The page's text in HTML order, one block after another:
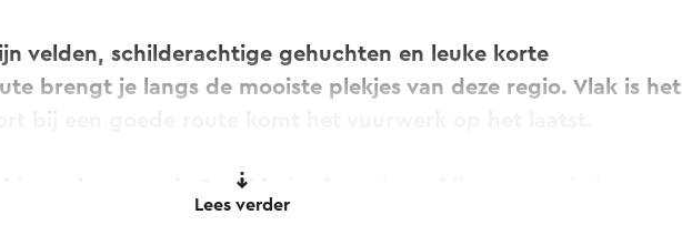
velden, schilderachtige gehuchten en leuke korte
brengt je langs de mooiste plekjes van deze regio. Vlak is het
en de Sweikhuizerberg twee klimmen op je te
Lees verder